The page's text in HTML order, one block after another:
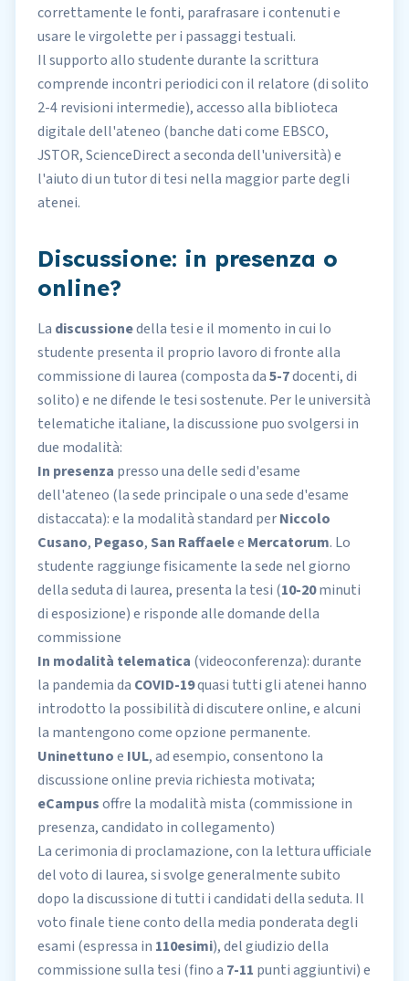
correttamente le fonti, parafrasare i contenuti e
usare le virgolette per i passaggi testuali.
Il supporto allo studente durante la scrittura
comprende incontri periodici con il relatore (di solito
2-4 revisioni intermedie), accesso alla biblioteca
digitale dell'ateneo (banche dati come EBSCO,
JSTOR, ScienceDirect a seconda dell'università) e
l'aiuto di un tutor di tesi nella maggior parte degli
atenei.
Discussione: in presenza o
online?
La discussionedella tesi e il momento in cui lo
studente presenta il proprio lavoro di fronte alla
commissione di laurea (composta da5-7docenti, di
solito) e ne difende le tesi sostenute. Per le università
telematiche italiane, la discussione puo svolgersi in
due modalità:
In presenza presso una delle sedi d'esame
dell'ateneo (la sede principale o una sede d'esame
distaccata): e la modalità standard perNiccolo
Cusano, Pegaso,San Raffaelee Mercatorum. Lo
studente raggiunge fisicamente la sede nel giorno
della seduta di laurea, presenta la tesi (10-20minuti
di esposizione) e risponde alle domande della
commissione
In modalità telematica (videoconferenza): durante
la pandemia da COVID-19quasi tutti gli atenei hanno
introdotto la possibilità di discutere online, e alcuni
la mantengono come opzione permanente.
Uninettunoe IUL, ad esempio, consentono la
discussione online previa richiesta motivata;
eCampusoffre la modalità mista (commissione in
presenza, candidato in collegamento)
La cerimonia di proclamazione, con la lettura ufficiale
del voto di laurea, si svolge generalmente subito
dopo la discussione di tutti i candidati della seduta. Il
voto finale tiene conto della media ponderata degli
esami (espressa in 110esimi), del giudizio della
commissione sulla tesi (fino a 7-11 punti aggiuntivi) e